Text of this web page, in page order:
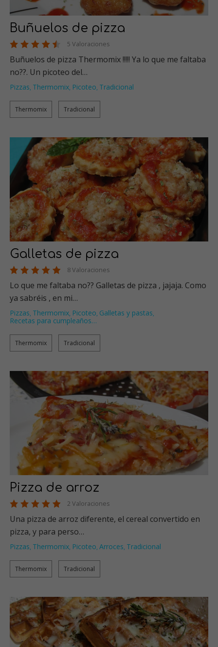
Buñuelos de pizza
5 Valoraciones
Buñuelos de pizza Thermomix !!!!! Ya lo que me faltaba
no??. Un picoteo del…
Pizzas, Thermomix, Picoteo, Tradicional
Thermomix Tradicional
Galletas de pizza
8 Valoraciones
Lo que me faltaba no?? Galletas de pizza , jajaja. Como
ya sabréis , en mi…
Pizzas, Thermomix, Picoteo, Galletas y pastas,
Recetas para cumpleaños…
Thermomix Tradicional
Pizza de arroz
2 Valoraciones
Una pizza de arroz diferente, el cereal convertido en
pizza, y para perso…
Pizzas, Thermomix, Picoteo, Arroces, Tradicional
Thermomix Tradicional